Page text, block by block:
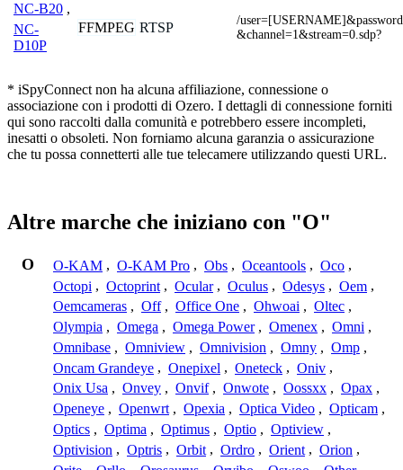
NC-B20 ,
NC-
D10P
FFMPEG RTSP
/
&channel=1&stream=0.sdp?
* iSpyConnect non ha alcuna affiliazione, connessione o
associazione con i prodotti di Ozero. I dettagli di connessione forniti
qui sono raccolti dalla comunità e potrebbero essere incompleti,
inesatti o obsoleti. Non forniamo alcuna garanzia o assicurazione
che tu possa connetterti alle tue telecamere utilizzando questi URL.
Altre marche che iniziano con "O"
O O-KAM , O-KAM Pro , Obs , Oceantools , Oco ,
Octopi , Octoprint , Ocular , Oculus , Odesys , Oem ,
Oemcameras , Off , Office One , Ohwoai , Oltec ,
Olympia , Omega , Omega Power , Omenex , Omni ,
Omnibase , Omniview , Omnivision , Omny , Omp ,
Oncam Grandeye , Onepixel , Oneteck , Oniv ,
Onix Usa , Onvey , Onvif , Onwote , Oossxx , Opax ,
Openeye , Openwrt , Opexia , Optica Video , Opticam ,
Optics , Optima , Optimus , Optio , Optiview ,
Optivision , Optris , Orbit , Ordro , Orient , Orion ,